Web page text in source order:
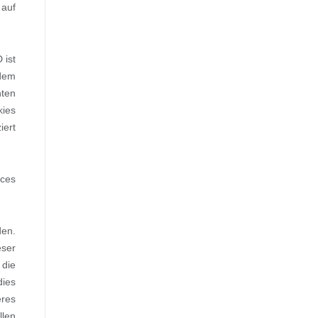
ist